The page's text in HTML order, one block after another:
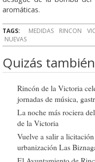
aromáticas.
TAGS: MEDIDAS RINCON
NUEVAS
Quizás
Rincón de la Victoria
jornadas de música,
La noche más rociera
de la Victoria
Vuelve a salir a
urbanización Las